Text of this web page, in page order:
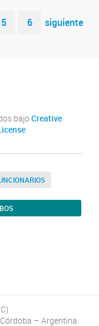
5 6 siguiente
bajo Creative
– Argentina